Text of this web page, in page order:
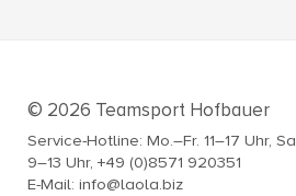
© 2026 Teamsport Hofbauer
Service-Hotline: Mo.–Fr. 11–17 Uhr, Sa.
9–13 Uhr, +49 (0)8571 920351
E-Mail: info@laola.biz